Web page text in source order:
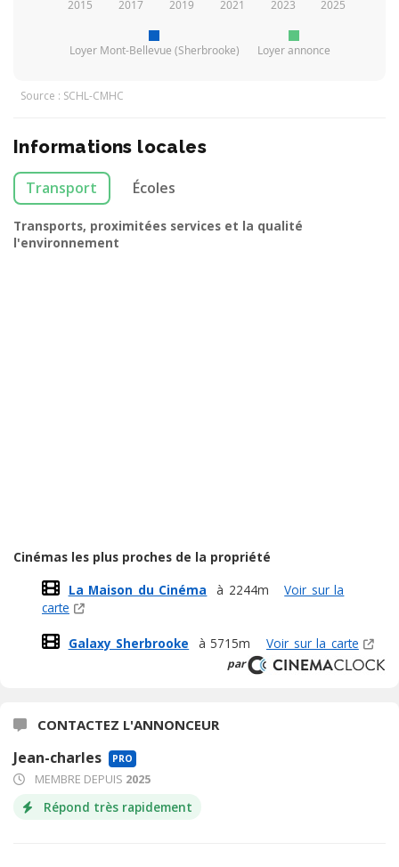
Loyer Mont-Bellevue (Sherbrooke) Loyer annonce
2015 2017 2019 2021 2023 2025
Source : SCHL-CMHC
Informations locales
Transport Écoles
Transports, proximitées services et la qualité
l'environnement
Cinémas les plus proches de la propriété
La Maison du Cinéma
à 2244m
Voir sur la
carte
Galaxy Sherbrooke à 5715m Voir sur la carte
par
CONTACTEZ L'ANNONCEUR
Jean-charles PRO
MEMBRE DEPUIS 2025
Répond très rapidement